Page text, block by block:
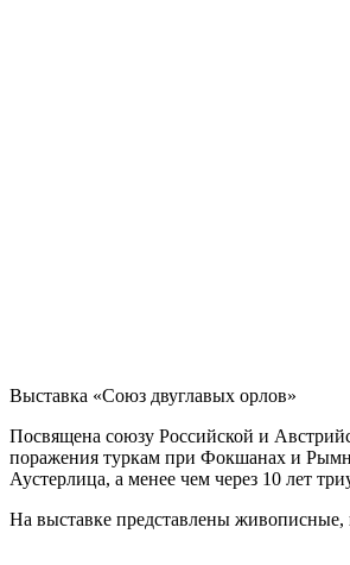
Выставка «Союз двуглавых орлов»
Посвящена союзу Российской и
поражения туркам при Фокшанах и
Аустерлица, а менее чем через 10 лет
На выставке представлены живописные,